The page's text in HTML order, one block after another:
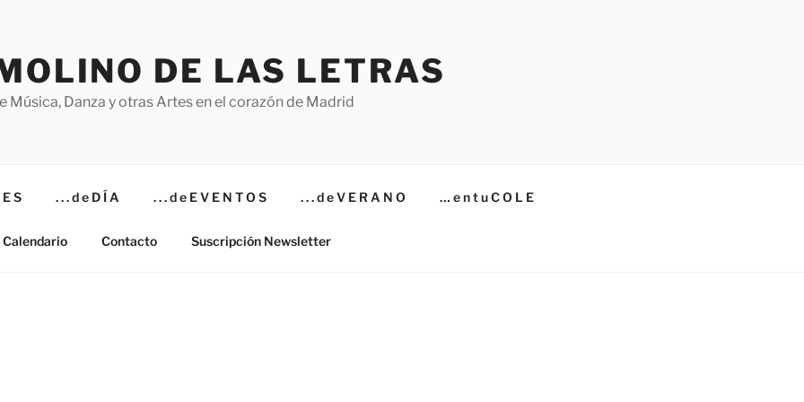
DE LAS LETRAS
Música, Danza y otras Artes en el corazón de Madrid
S . . . d e D Í A . . . d e E V E N T O S . . . d e V E R A N O … e n t u C O L E
Calendario Contacto Suscripción Newsletter